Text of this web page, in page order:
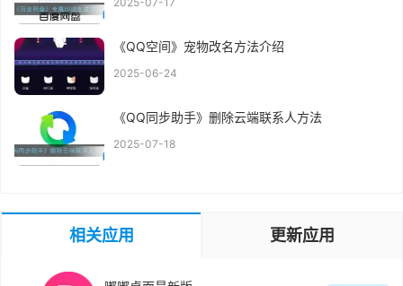
《QQ空间》宠物改名方法介绍
2025-06-24
《QQ同步助手》删除云端联系人方法
2025-07-18
相关应用 更新应用